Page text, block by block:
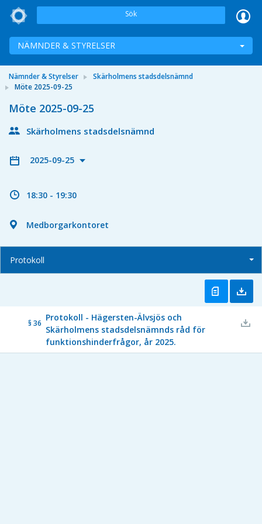
Sök
NÄMNDER & STYRELSER
Nämnder & Styrelser
Skärholmens stadsdelsnämnd
Möte 2025-09-25
Möte 2025-09-25
Skärholmens stadsdelsnämnd
2025-09-25
18:30 - 19:30
Medborgarkontoret
Protokoll
§ 36
Protokoll - Hägersten-Älvsjös och
Skärholmens stadsdelsnämnds råd för
funktionshinderfrågor, år 2025.